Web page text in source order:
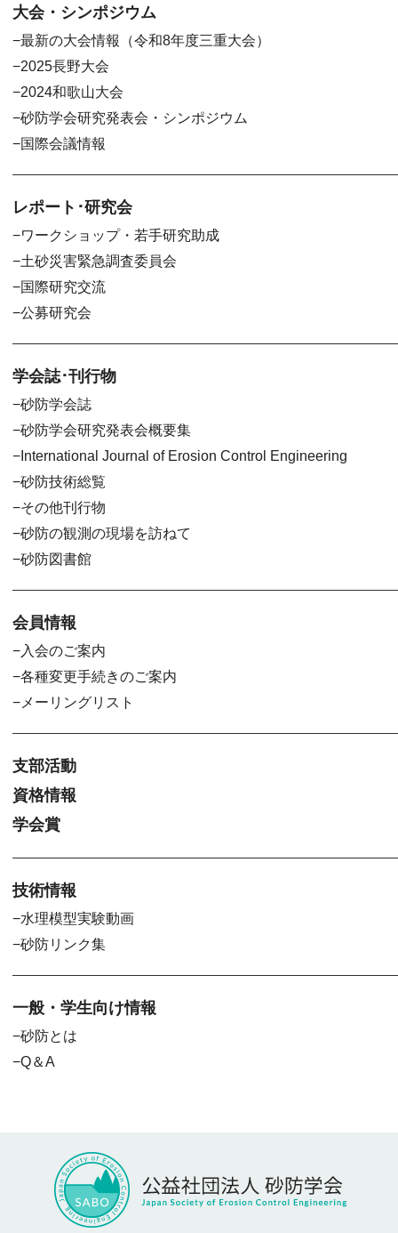
大会・シンポジウム
最新の大会情報（令和8年度三重大会）
2025長野大会
2024和歌山大会
砂防学会研究発表会・シンポジウム
国際会議情報
レポート･研究会
ワークショップ・若手研究助成
土砂災害緊急調査委員会
国際研究交流
公募研究会
学会誌･刊行物
砂防学会誌
砂防学会研究発表会概要集
International Journal of Erosion Control Engineering
砂防技術総覧
その他刊行物
砂防の観測の現場を訪ねて
砂防図書館
会員情報
入会のご案内
各種変更手続きのご案内
メーリングリスト
支部活動
資格情報
学会賞
技術情報
水理模型実験動画
砂防リンク集
一般・学生向け情報
砂防とは
Q＆A